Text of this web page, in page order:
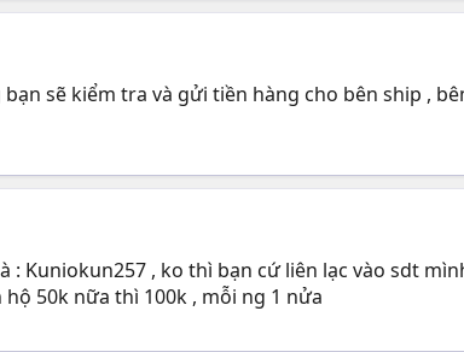
sẽ kiểm tra và gửi tiền hàng cho bên ship ,
Kuniokun257 , ko thì bạn cứ liên lạc vào sdt
50k nữa thì 100k , mỗi ng 1 nửa